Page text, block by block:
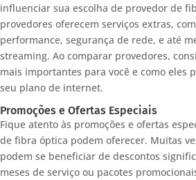
influenciar sua escolha de provedor de
provedores oferecem serviços extras,
performance, segurança de rede, e até
streaming. Ao comparar provedores,
mais importantes para você e como eles
seu plano de internet.
Promoções e Ofertas Especiais
Fique atento às promoções e ofertas
de fibra óptica podem oferecer. Muitas
podem se beneficiar de descontos
meses de serviço ou pacotes